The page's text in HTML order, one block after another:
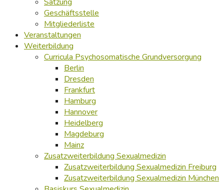
Geschäftsstelle
Mitgliederliste
Veranstaltungen
Weiterbildung
Curricula Psychosomatische Grundversorgung
Berlin
Dresden
Frankfurt
Hamburg
Hannover
Heidelberg
Magdeburg
Mainz
Zusatzweiterbildung Sexualmedizin
Zusatzweiterbildung Sexualmedizin Freiburg
Zusatzweiterbildung Sexualmedizin München